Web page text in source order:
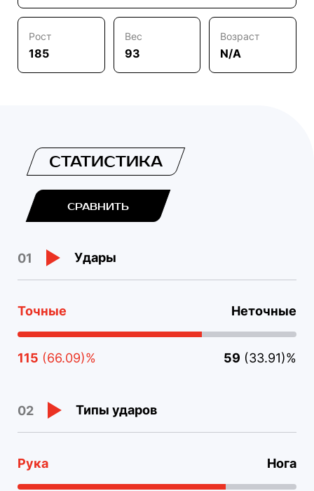
Рост
185
Вес
93
Возраст
N/A
СТАТИСТИКА
СРАВНИТЬ
01 Удары
Точные Неточные
115 (66.09)% 59 (33.91)%
02 Типы ударов
Рука Нога